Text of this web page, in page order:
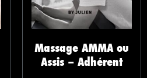
Massage AMMA ou
Assis – Adhérent